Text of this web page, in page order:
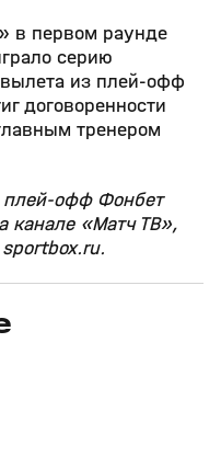
в первом раунде
серию
из плей‑офф
договоренности
тренером
Фонбет
канале «Матч ТВ»,